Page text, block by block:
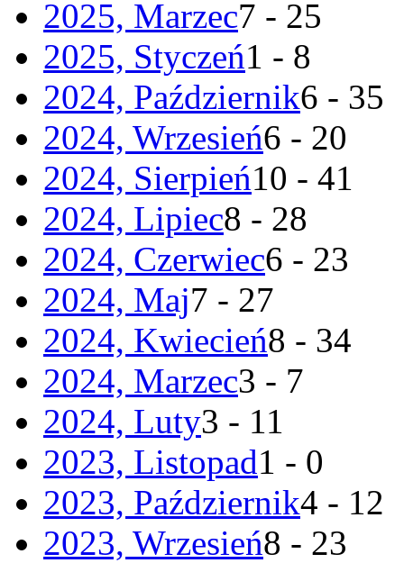
2025, Marzec7 - 25
2025, Styczeń1 - 8
2024, Październik6 - 35
2024, Wrzesień6 - 20
2024, Sierpień10 - 41
2024, Lipiec8 - 28
2024, Czerwiec6 - 23
2024, Maj7 - 27
2024, Kwiecień8 - 34
2024, Marzec3 - 7
2024, Luty3 - 11
2023, Listopad1 - 0
2023, Październik4 - 12
2023, Wrzesień8 - 23